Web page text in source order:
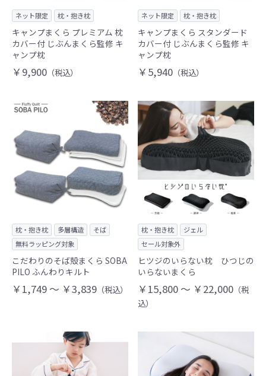
ネット限定 枕・抱き枕
キャンプまくら プレミアム 枕
カバー付 じぶんまくら監修 キ
ャンプ枕
￥9,900 （税込）
ネット限定 枕・抱き枕
キャンプまくら スタンダード
カバー付 じぶんまくら監修 キ
ャンプ枕
￥5,940 （税込）
枕・抱き枕 多層構造
そば
無料ラッピング対象
こだわりのそば殻まくら SOBA
PILO ふんわりキルト
￥1,749 ～ ￥3,839 （税込）
枕・抱き枕
ジェル
セール対象外
ヒツジのいらない枕 ひつじの
いらないまくら
￥15,800 ～ ￥22,000 （税
込）